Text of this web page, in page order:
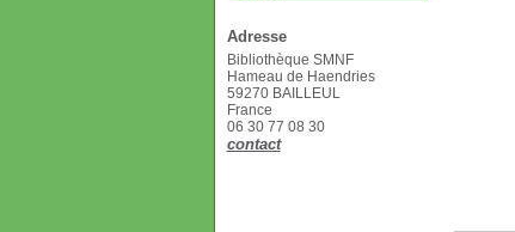
Documentaire
Revues françaises
(étagère D)[1]
Adresse
Bibliothèque SMNF
Hameau de Haendries
59270 BAILLEUL
France
06 30 77 08 30
contact